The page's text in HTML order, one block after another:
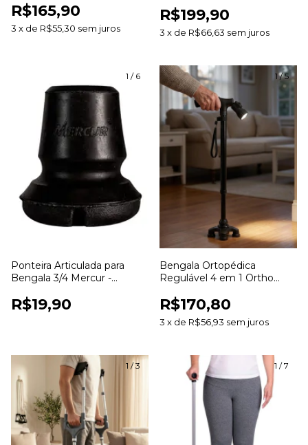
R$165,90
3 x de R$55,30 sem juros
R$199,90
3 x de R$66,63 sem juros
1 / 6
Ponteira Articulada para
Bengala 3/4 Mercur -
R$19,90
1/5
Bengala Ortopédica
Regulável 4 em 1 Ortho
R$170,80
3 x de R$56,93 sem juros
1 /3 1 /7